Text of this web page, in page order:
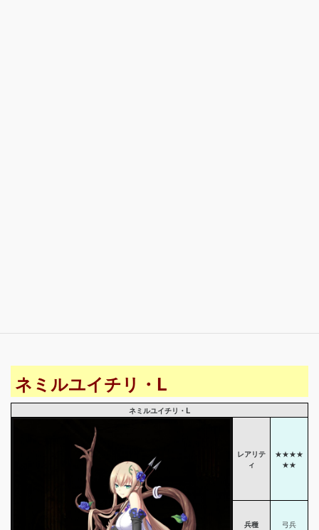
ネミルユイチリ・L
ネミルユイチリ・L
レアリテ
ィ
★★★★
★★
兵種 弓兵